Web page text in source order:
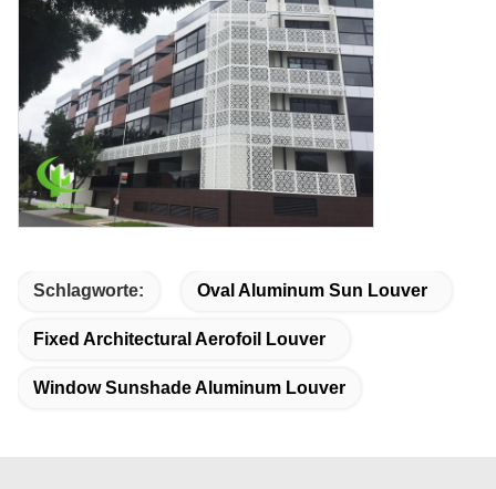
Schlagworte: Oval Aluminum Sun Louver
Fixed Architectural Aerofoil Louver
Window Sunshade Aluminum Louver